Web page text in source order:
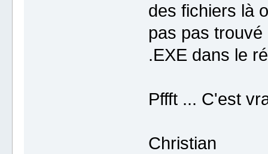
des fichiers là
pas pas
.EXE dans le
Pffft ... C'est
Christian